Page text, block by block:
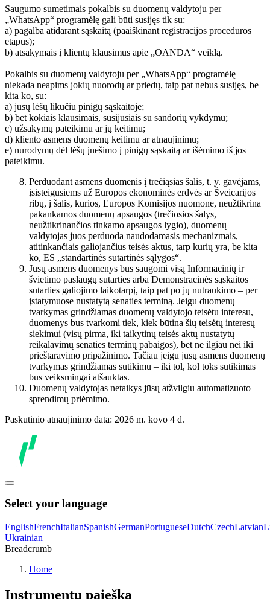
Saugumo sumetimais pokalbis su duomenų valdytoju per
„WhatsApp“ programėlę gali būti susijęs tik su:
a) pagalba atidarant sąskaitą (paaiškinant registracijos procedūros
etapus);
b) atsakymais į klientų klausimus apie „OANDA“ veiklą.
Pokalbis su duomenų valdytoju per „WhatsApp“ programėlę
niekada neapims jokių nuorodų ar priedų, taip pat nebus susijęs, be
kita ko, su:
a) jūsų lėšų likučiu pinigų sąskaitoje;
b) bet kokiais klausimais, susijusiais su sandorių vykdymu;
c) užsakymų pateikimu ar jų keitimu;
d) kliento asmens duomenų keitimu ar atnaujinimu;
e) nurodymų dėl lėšų įnešimo į pinigų sąskaitą ar išėmimo iš jos
pateikimu.
Perduodant asmens duomenis į trečiąsias šalis, t. y. gavėjams,
įsisteigusiems už Europos ekonominės erdvės ar Šveicarijos
ribų, į šalis, kurios, Europos Komisijos nuomone, neužtikrina
pakankamos duomenų apsaugos (trečiosios šalys,
neužtikrinančios tinkamo apsaugos lygio), duomenų
valdytojas juos perduoda naudodamasis mechanizmais,
atitinkančiais galiojančius teisės aktus, tarp kurių yra, be kita
ko, ES „standartinės sutartinės sąlygos“.
Jūsų asmens duomenys bus saugomi visą Informacinių ir
švietimo paslaugų sutarties arba Demonstracinės sąskaitos
sutarties galiojimo laikotarpį, taip pat po jų nutraukimo – per
įstatymuose nustatytą senaties terminą. Jeigu duomenų
tvarkymas grindžiamas duomenų valdytojo teisėtu interesu,
duomenys bus tvarkomi tiek, kiek būtina šių teisėtų interesų
siekimui (visų pirma, iki taikytinų teisės aktų nustatytų
reikalavimų senaties terminų pabaigos), bet ne ilgiau nei iki
prieštaravimo pripažinimo. Tačiau jeigu jūsų asmens duomenų
tvarkymas grindžiamas sutikimu – iki tol, kol toks sutikimas
bus veiksmingai atšauktas.
Duomenų valdytojas netaikys jūsų atžvilgiu automatizuoto
sprendimų priėmimo.
Paskutinio atnaujinimo data: 2026 m. kovo 4 d.
Select your language
EnglishFrenchItalianSpanishGermanPortugueseDutchCzechLatvian
Ukrainian
Breadcrumb
Home
Instrumentų paieška